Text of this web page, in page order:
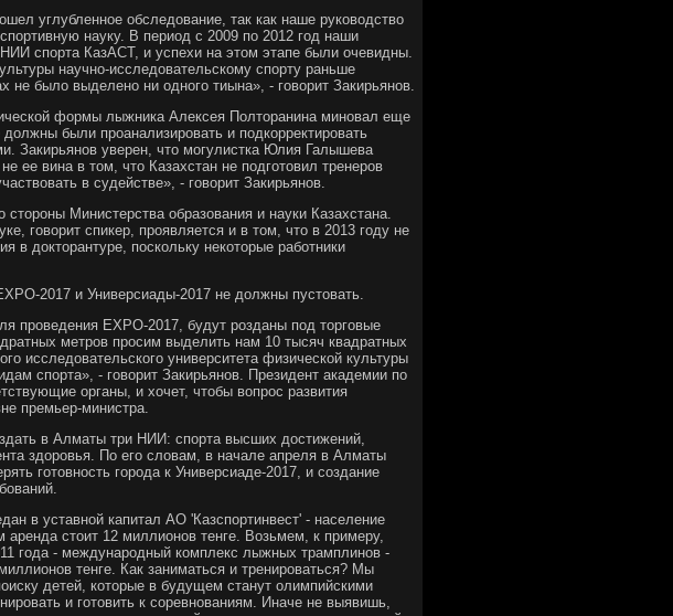
углубленное обследование, так как наше руководство
науку. В период с 2009 по 2012 год наши
спорта КазАСТ, и успехи на этом этапе были очевидны.
научно-исследовательскому спорту раньше
не было выделено ни одного тиына», - говорит Закирьянов.
формы лыжника Алексея Полторанина миновал еще
были проанализировать и подкорректировать
Закирьянов уверен, что могулистка Юлия Галышева
ее вина в том, что Казахстан не подготовил тренеров
в судействе», - говорит Закирьянов.
Министерства образования и науки Казахстана.
говорит спикер, проявляется и в том, что в 2013 году не
в докторантуре, поскольку некоторые работники
2017 и Универсиады-2017 не должны пустовать.
EXPO-2017, будут розданы под торговые
метров просим выделить нам 10 тысяч квадратных
исследовательского университета физической культуры
спорта», - говорит Закирьянов. Президент академии по
органы, и хочет, чтобы вопрос развития
премьер-министра.
в Алматы три НИИ: спорта высших достижений,
здоровья. По его словам, в начале апреля в Алматы
готовность города к Универсиаде-2017, и создание
в уставной капитал АО 'Казспортинвест' - население
стоит 12 миллионов тенге. Возьмем, к примеру,
года - международный комплекс лыжных трамплинов -
тенге. Как заниматься и тренироваться? Мы
детей, которые в будущем станут олимпийскими
и готовить к соревнованиям. Иначе не выявишь,